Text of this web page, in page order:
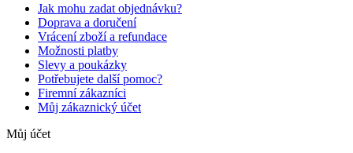
Jak mohu zadat objednávku?
Doprava a doručení
Vrácení zboží a refundace
Možnosti platby
Slevy a poukázky
Potřebujete další pomoc?
Firemní zákazníci
Můj zákaznický účet
Můj účet